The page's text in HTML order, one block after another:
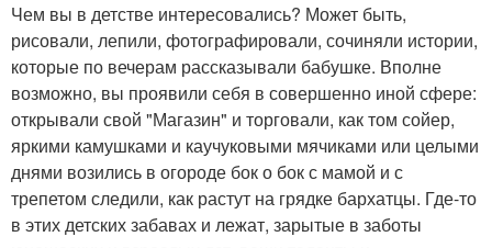
Чем вы в детстве интересовались? Может быть,
рисовали, лепили, фотографировали, сочиняли истории,
которые по вечерам рассказывали бабушке. Вполне
возможно, вы проявили себя в совершенно иной сфере:
открывали свой "Магазин" и торговали, как том сойер,
яркими камушками и каучуковыми мячиками или целыми
днями возились в огороде бок о бок с мамой и с
трепетом следили, как растут на грядке бархатцы. Где-то
в этих детских забавах и лежат, зарытые в заботы